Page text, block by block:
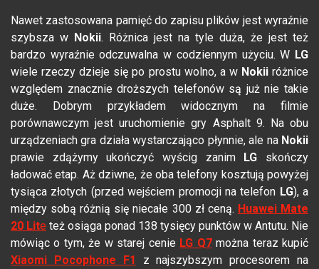
Nawet zastosowana pamięć do zapisu plików jest wyraźnie
szybsza w Nokii. Różnica jest na tyle duża, że jest też
bardzo wyraźnie odczuwalna w codziennym użyciu. W LG
wiele rzeczy dzieje się po prostu wolno, a w Nokiiróżnice
względem znacznie droższych telefonów są już nie takie
duże. Dobrym przykładem widocznym na filmie
porównawczym jest uruchomienie gry Asphalt 9. Na obu
urządzeniach gra działa wystarczająco płynnie, ale na Nokii
prawie zdążymy ukończyć wyścig zanim LG skończy
ładować etap. Aż dziwne, że oba telefony kosztują powyżej
tysiąca złotych (przed wejściem promocji na telefon LG), a
między sobą różnią się niecałe 300 zł ceną. Huawei Mate
20 Lite też osiąga ponad 138 tysięcy punktów w Antutu. Nie
mówiąc o tym, że w starej cenie LG Q7można teraz kupić
Xiaomi Pocophone F1 z najszybszym procesorem na